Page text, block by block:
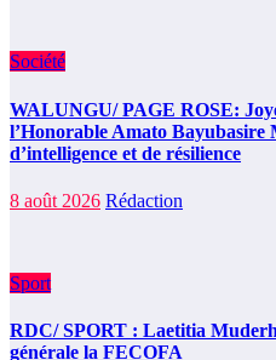
Société
WALUNGU/ PAGE ROSE:
l’Honorable Amato Bayubasire
d’intelligence et de résilience
8 août 2026 Rédaction
Sport
RDC/ SPORT : Laetitia
générale la FECOFA